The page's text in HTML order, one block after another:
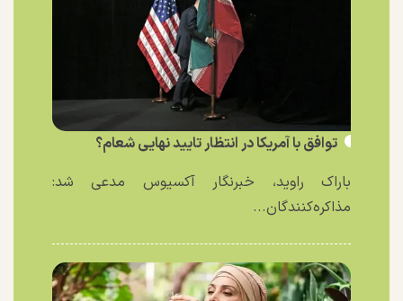
توافق با آمریکا در انتظار تایید نهایی شعام؟
باراک راوید، خبرنگار آکسیوس مدعی شد:
مذاکره‌کنندگان...